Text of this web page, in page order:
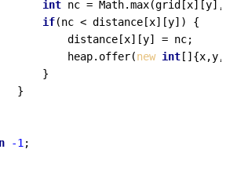
int nc =
if(nc < distance[x][y]) {
distance[x][y] = nc;
heap.offer(
new int
}
}
-1;